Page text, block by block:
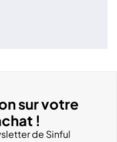
sur votre
!
de Sinful